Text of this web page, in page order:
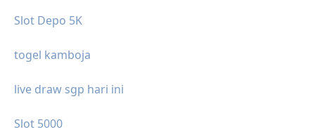
Slot Depo 5K
togel kamboja
live draw sgp hari ini
Slot 5000